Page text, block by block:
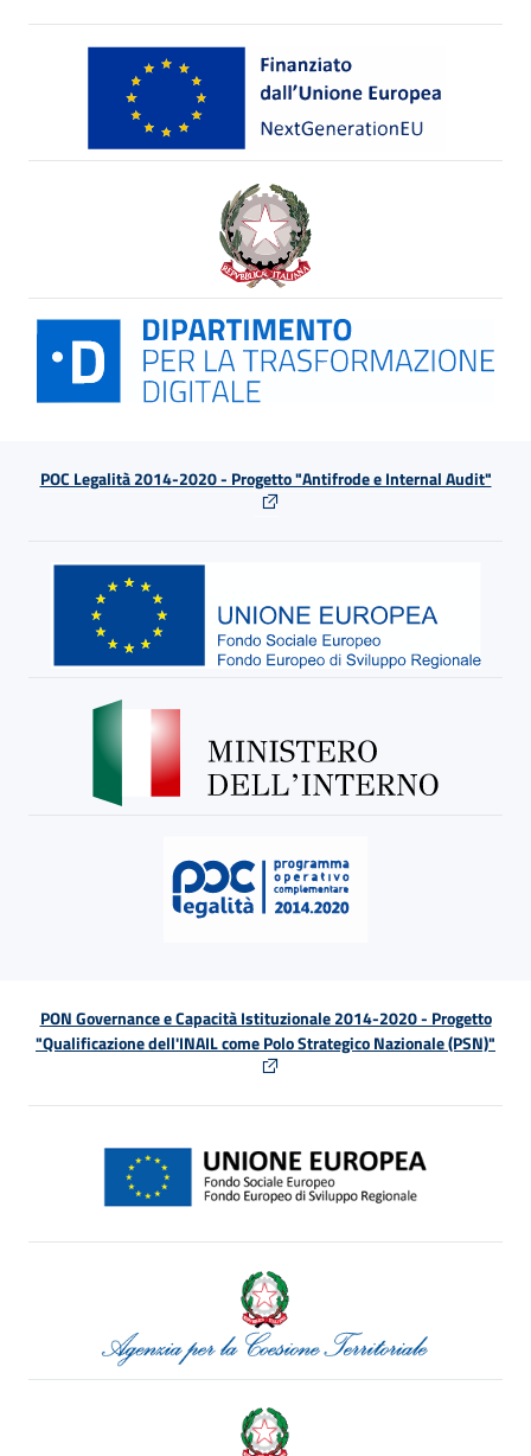
POC Legalità 2014-2020 - Progetto "Antifrode e Internal Audit"
PON Governance e Capacità Istituzionale 2014-2020 - Progetto
"Qualificazione dell'INAIL come Polo Strategico Nazionale (PSN)"